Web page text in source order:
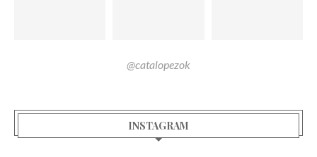
@catalopezok
INSTAGRAM